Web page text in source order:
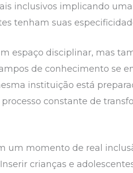
inclusivos implicando
tenham suas
espaço disciplinar, mas
de conhecimento se
instituição está
constante de
um momento de real
crianças e